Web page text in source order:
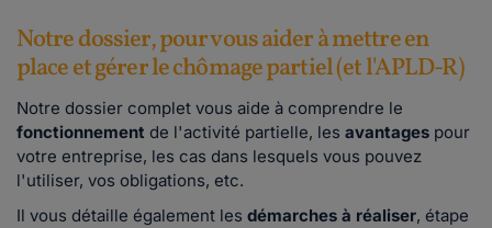
Notre dossier, pour vous aider à mettre en
place et gérer le chômage partiel (et l'APLD-R)
Notre dossier complet vous aide à comprendre le
fonctionnement de l'activité partielle, les avantages pour
votre entreprise, les cas dans lesquels vous pouvez
l'utiliser, vos obligations, etc.
Il vous détaille également les démarches à réaliser, étape